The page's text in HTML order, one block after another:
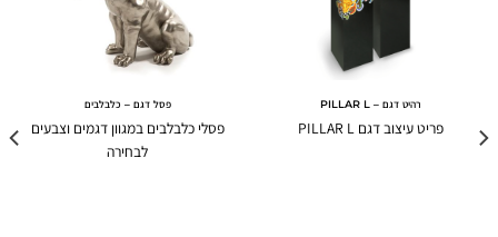
רהיט דגם – PILLAR L
פריט עיצוב דגם PILLAR L
פסל דגם – כלבלבים
פסלי כלבלבים במגוון דגמים וצבעים
לבחירה